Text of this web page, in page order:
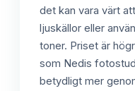
det kan vara värt
ljuskällor eller
toner. Priset är
som Nedis
betydligt mer